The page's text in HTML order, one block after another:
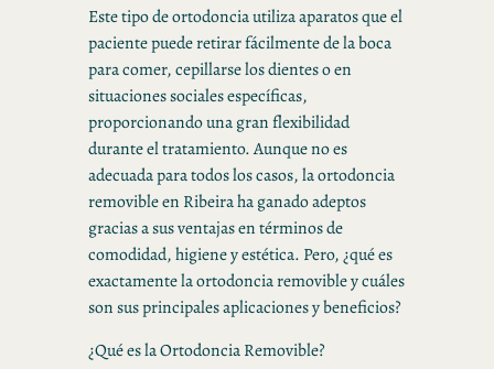
Este tipo de ortodoncia utiliza aparatos que el
paciente puede retirar fácilmente de la boca
para comer, cepillarse los dientes o en
situaciones sociales específicas,
proporcionando una gran flexibilidad
durante el tratamiento. Aunque no es
adecuada para todos los casos, la ortodoncia
removible en Ribeira ha ganado adeptos
gracias a sus ventajas en términos de
comodidad, higiene y estética. Pero, ¿qué es
exactamente la ortodoncia removible y cuáles
son sus principales aplicaciones y beneficios?
¿Qué es la Ortodoncia Removible?